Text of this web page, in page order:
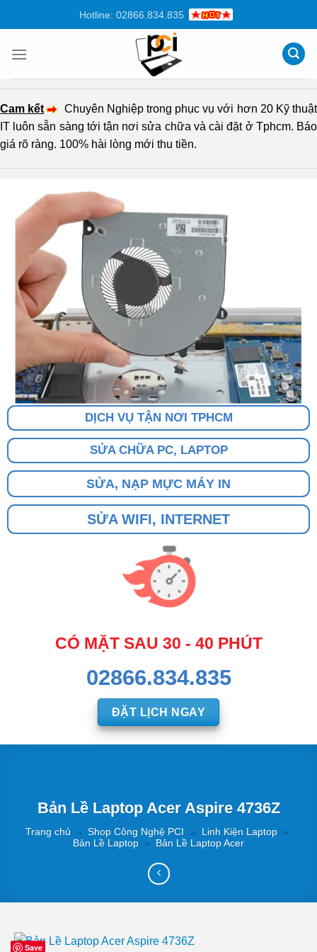
dung
Hotline: 02866.834.835
Cam kết
Chuyên Nghiệp trong phục vụ với hơn 20 Kỹ thuật
IT luôn sẵn sàng tới tận nơi sửa chữa và cài đặt ở Tphcm. Báo
giá rõ ràng. 100% hài lòng mới thu tiền.
DỊCH VỤ TẬN NƠI TPHCM
SỬA CHỮA PC, LAPTOP
SỬA, NẠP MỰC MÁY IN
SỬA WIFI, INTERNET
CÓ MẶT SAU 30 - 40 PHÚT
02866.834.835
ĐẶT LỊCH NGAY
Bản Lề Laptop Acer Aspire 4736Z
Trang chủ » Shop Công Nghệ PCI » Linh Kiện Laptop »
Bản Lề Laptop » Bản Lề Laptop Acer
Save